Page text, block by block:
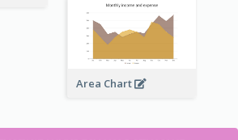
Area Chart